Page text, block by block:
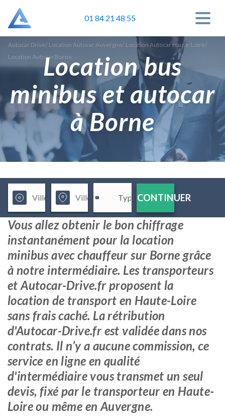
01 84 21 48 55
Autocar Drive/ Location Autocar Auvergne/ Location Autocar Haute-Loire/
Location Autocar BorneLocation bus
minibus et autocar
à Borne
CONTINUER
Vous allez obtenir le bon chiffrage
instantanément pour la location
minibus avec chauffeur sur Borne grâce
à notre intermédiaire. Les transporteurs
et Autocar-Drive.fr proposent la
location de transport en Haute-Loire
sans frais caché. La rétribution
d'Autocar-Drive.fr est validée dans nos
contrats. Il n’y a aucune commission, ce
service en ligne en qualité
d'intermédiaire vous transmet un seul
devis, fixé par le transporteur en Haute-
Loire ou même en Auvergne.